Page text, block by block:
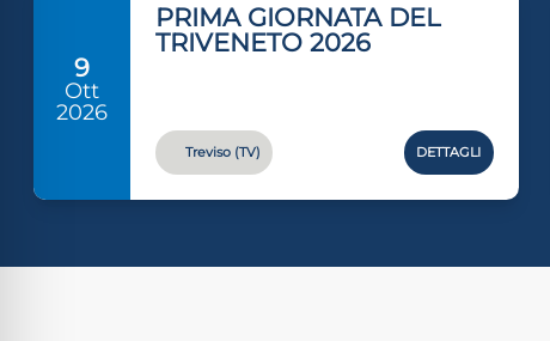
9
Ott
2026
PRIMA GIORNATA DEL
TRIVENETO 2026
Treviso (TV) DETTAGLI